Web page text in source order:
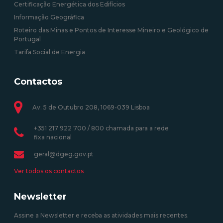
Certificação Energética dos Edifícios
Informação Geográfica
Roteiro das Minas e Pontos de Interesse Mineiro e Geológico de
Portugal
Tarifa Social de Energia
Contactos
Av. 5 de Outubro 208, 1069-039 Lisboa
+351 217 922 700 / 800 chamada para a rede
fixa nacional
geral@dgeg.gov.pt
Ver todos os contactos
Newsletter
Assine a Newsletter e receba as atividades mais recentes.